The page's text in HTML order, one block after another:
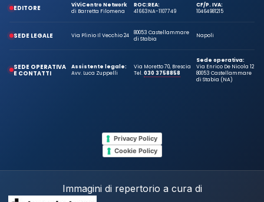
EDITORE
ViViCentro Network
di Barretta Filomena
ROC:
41663
REA:
NA-1107749
CF/P. IVA:
10464981215
SEDE LEGALE Via Plinio Il Vecchio 24
80053 Castellammare
di Stabia
Napoli
SEDE OPERATIVA
E CONTATTI
Assistente legale:
Avv. Luca Zuppelli
Via Moretto 70, Brescia
Tel.030 3758858
Sede operativa:
Via Enrico De Nicola 12
80053 Castellammare
di Stabia (NA)
Privacy Policy
Cookie Policy
Immagini di repertorio a cura di